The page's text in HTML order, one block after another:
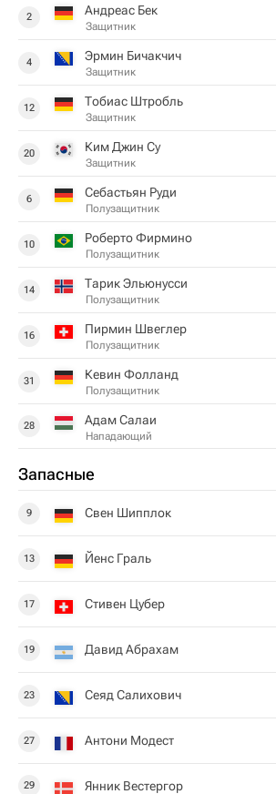
2 Андреас Бек
Защитник
4 Эрмин Бичакчич
Защитник
12 Тобиас Штробль
Защитник
20 Ким Джин Су
Защитник
6 Себастьян Руди
Полузащитник
10 Роберто Фирмино
Полузащитник
14 Тарик Эльюнусси
Полузащитник
16 Пирмин Швеглер
Полузащитник
31 Кевин Фолланд
Полузащитник
28 Адам Салаи
Нападающий
Запасные
9 Свен Шипплок
13 Йенс Граль
17 Стивен Цубер
19 Давид Абрахам
23 Сеяд Салихович
27 Антони Модест
29 Янник Вестергор